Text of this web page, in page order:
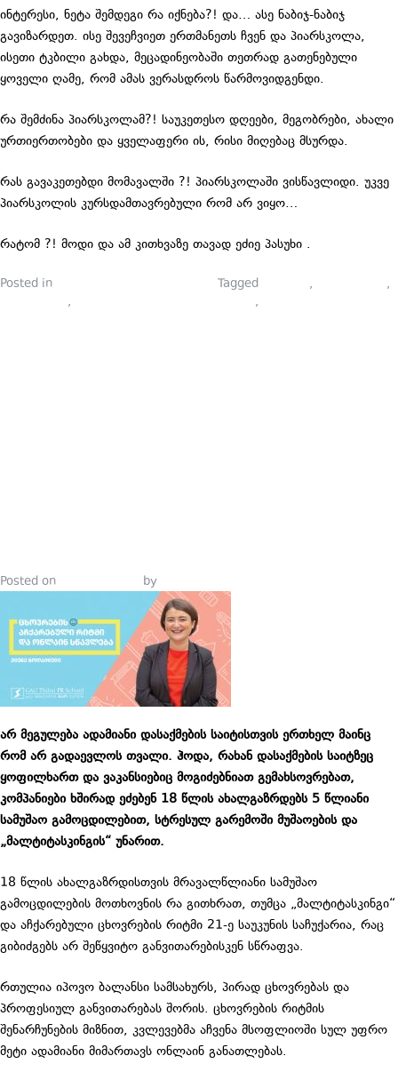
ინტერესი, ნეტა შემდეგი რა იქნება?! და… ასე ნაბიჯ-ნაბიჯ
გავიზარდეთ. ისე შევეჩვიეთ ერთმანეთს ჩვენ და პიარსკოლა,
ისეთი ტკბილი გახდა, მეცადინეობაში თეთრად გათენებული
ყოველი ღამე, რომ ამას ვერასდროს წარმოვიდგენდი.
რა შემძინა პიარსკოლამ?! საუკეთესო დღეები, მეგობრები, ახალი
ურთიერთობები და ყველაფერი ის, რისი მიღებაც მსურდა.
რას გავაკეთებდი მომავალში ?! პიარსკოლაში ვისწავლიდი. უკვე
პიარსკოლის კურსდამთავრებული რომ არ ვიყო…
რატომ ?! მოდი და ამ კითხვაზე თავად ეძიე პასუხი .
Posted in Tagged ,
,
, ,
Posted on by
არ მეგულება ადამიანი დასაქმების საიტისთვის ერთხელ მაინც
რომ არ გადაევლოს თვალი. ჰოდა, რახან დასაქმების საიტზეც
ყოფილხართ და ვაკანსიებიც მოგიძებნიათ გემახსოვრებათ,
კომპანიები ხშირად ეძებენ 18 წლის ახალგაზრდებს 5 წლიანი
სამუშაო გამოცდილებით, სტრესულ გარემოში მუშაოების და
„მალტიტასკინგის“ უნარით.
18 წლის ახალგაზრდისთვის მრავალწლიანი სამუშაო
გამოცდილების მოთხოვნის რა გითხრათ, თუმცა „მალტიტასკინგი“
და აჩქარებული ცხოვრების რიტმი 21-ე საუკუნის საჩუქარია, რაც
გიბიძგებს არ შეწყვიტო განვითარებისკენ სწრაფვა.
რთულია იპოვო ბალანსი სამსახურს, პირად ცხოვრებას და
პროფესიულ განვითარებას შორის. ცხოვრების რიტმის
შენარჩუნების მიზნით, კვლევებმა აჩვენა მსოფლიოში სულ უფრო
მეტი ადამიანი მიმართავს ონლაინ განათლებას.